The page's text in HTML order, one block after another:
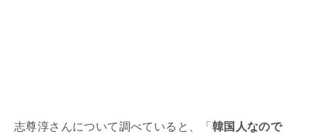
志尊淳さんについて調べていると、「 韓国人なので